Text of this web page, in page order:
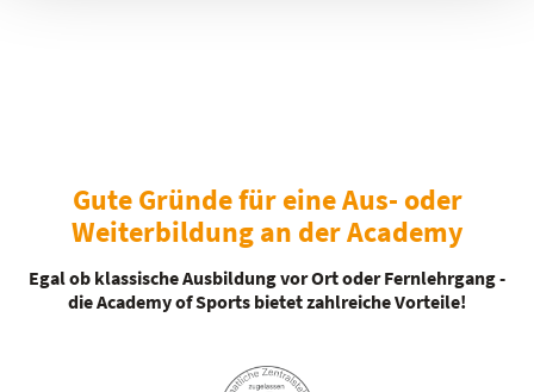
Gute Gründe für eine Aus- oder
Weiterbildung an der Academy
Egal ob klassische Ausbildung vor Ort oder Fernlehrgang -
die Academy of Sports bietet zahlreiche Vorteile!